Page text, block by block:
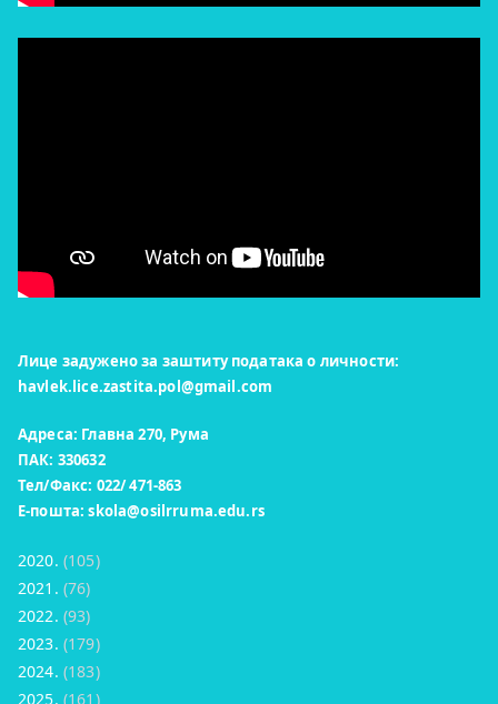
Лице задужено за заштиту података о личности:
havlek.lice.zastita.pol@gmail.com
Адреса: Главна 270, Рума
ПАК: 330632
Тел/Факс: 022/ 471-863
Е-пошта:skola@osilrruma.edu.rs
2020. (105)
2021. (76)
2022. (93)
2023. (179)
2024. (183)
2025. (161)